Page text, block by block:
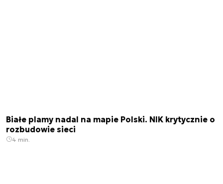
Białe plamy nadal na mapie Polski. NIK krytycznie o
rozbudowie sieci
4 min.